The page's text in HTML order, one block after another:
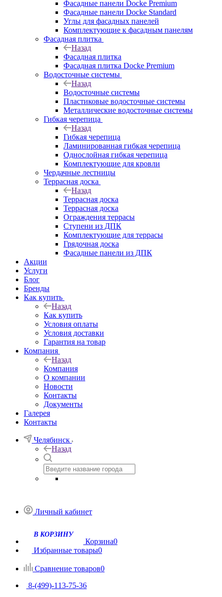
Фасадные панели Docke Premium
Фасадные панели Docke Standard
Углы для фасадных панелей
Комплектующие к фасадным панелям
Фасадная плитка
Назад
Фасадная плитка
Фасадная плитка Docke Premium
Водосточные системы
Назад
Водосточные системы
Пластиковые водосточные системы
Металлические водосточные системы
Гибкая черепица
Назад
Гибкая черепица
Ламинированная гибкая черепица
Однослойная гибкая черепица
Комплектующие для кровли
Чердачные лестницы
Террасная доска
Назад
Террасная доска
Террасная доска
Ограждения террасы
Ступени из ДПК
Комплектующие для террасы
Грядочная доска
Фасадные панели из ДПК
Акции
Услуги
Блог
Бренды
Как купить
Назад
Как купить
Условия оплаты
Условия доставки
Гарантия на товар
Компания
Назад
Компания
О компании
Новости
Контакты
Документы
Галерея
Контакты
Челябинск
Назад
Личный кабинет
Корзина0
Избранные товары0
Сравнение товаров0
8-(499)-113-75-36